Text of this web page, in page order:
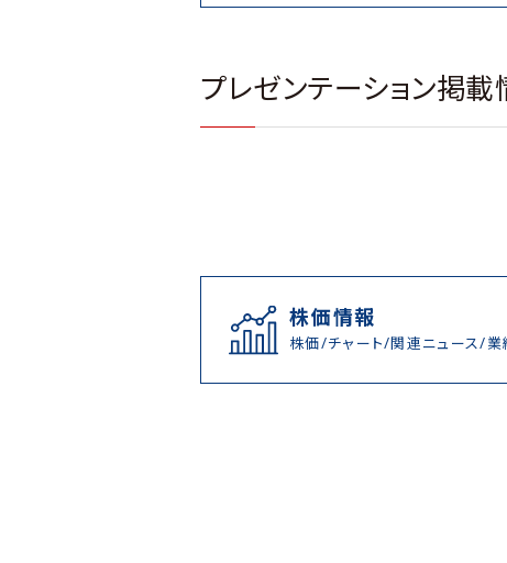
プレゼンテーション掲載
株価情報
株価/チャート/関連ニュース/業